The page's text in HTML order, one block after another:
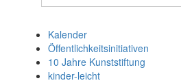
Kalender
Öffentlichkeitsinitiativen
10 Jahre Kunststiftung
kinder-leicht